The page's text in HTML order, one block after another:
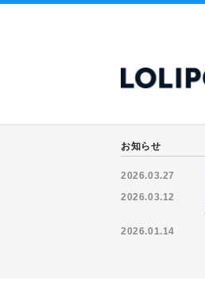
お知らせ
2026.03.27
2026.03.12
2026.01.14